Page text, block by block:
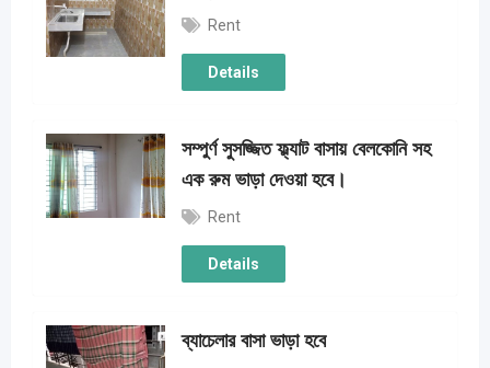
Rent
Details
সম্পুর্ণ সুসজ্জিত ফ্ল্যাট বাসায় বেলকোনি সহ
এক রুম ভাড়া দেওয়া হবে।
Rent
Details
ব্যাচেলার বাসা ভাড়া হবে